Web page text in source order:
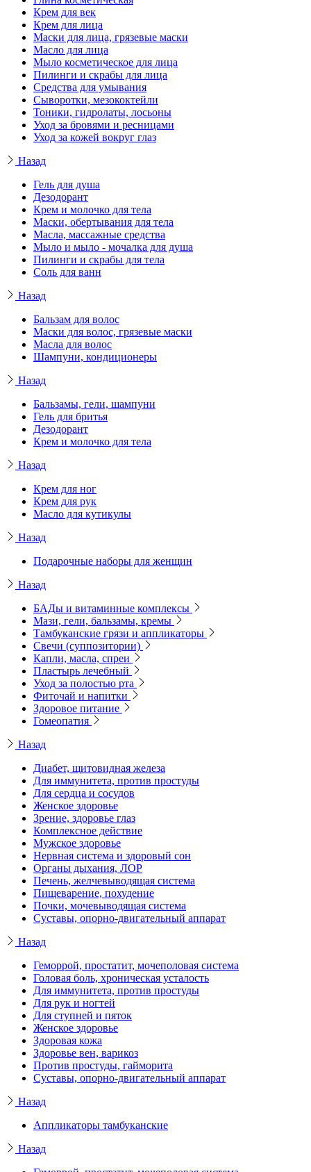
Крем для век
Крем для лица
Маски для лица, грязевые маски
Масло для лица
Мыло косметическое для лица
Пилинги и скрабы для лица
Средства для умывания
Сыворотки, мезококтейли
Тоники, гидролаты, лосьоны
Уход за бровями и ресницами
Уход за кожей вокруг глаз
Назад
Гель для душа
Дезодорант
Крем и молочко для тела
Маски, обертывания для тела
Масла, массажные средства
Мыло и мыло - мочалка для душа
Пилинги и скрабы для тела
Соль для ванн
Назад
Бальзам для волос
Маски для волос, грязевые маски
Масла для волос
Шампуни, кондиционеры
Назад
Бальзамы, гели, шампуни
Гель для бритья
Дезодорант
Крем и молочко для тела
Назад
Крем для ног
Крем для рук
Масло для кутикулы
Назад
Подарочные наборы для женщин
Назад
БАДы и витаминные комплексы
Мази, гели, бальзамы, кремы
Тамбуканские грязи и аппликаторы
Свечи (суппозитории)
Капли, масла, спреи
Пластырь лечебный
Уход за полостью рта
Фиточай и напитки
Здоровое питание
Гомеопатия
Назад
Диабет, щитовидная железа
Для иммунитета, против простуды
Для сердца и сосудов
Женское здоровье
Зрение, здоровье глаз
Комплексное действие
Мужское здоровье
Нервная система и здоровый сон
Органы дыхания, ЛОР
Печень, желчевыводящая система
Пищеварение, похудение
Почки, мочевыводящая система
Суставы, опорно-двигательный аппарат
Назад
Геморрой, простатит, мочеполовая система
Головая боль, хроническая усталость
Для иммунитета, против простуды
Для рук и ногтей
Для ступней и пяток
Женское здоровье
Здоровая кожа
Здоровье вен, варикоз
Против простуды, гайморита
Суставы, опорно-двигательный аппарат
Назад
Аппликаторы тамбуканские
Назад